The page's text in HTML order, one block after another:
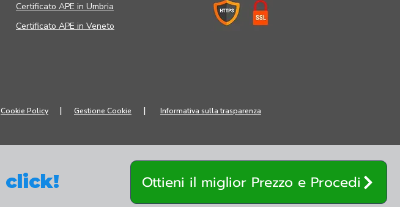
Certificato APE in Umbria
Certificato APE in Veneto
Cookie Policy | Gestione Cookie | Informativa sulla trasparenza
click! Ottieni il miglior Prezzo e Procedi